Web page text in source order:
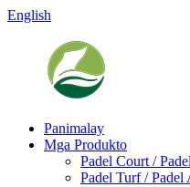
English
Panimalay
Mga Produkto
Padel Court /
Padel Turf / Padel